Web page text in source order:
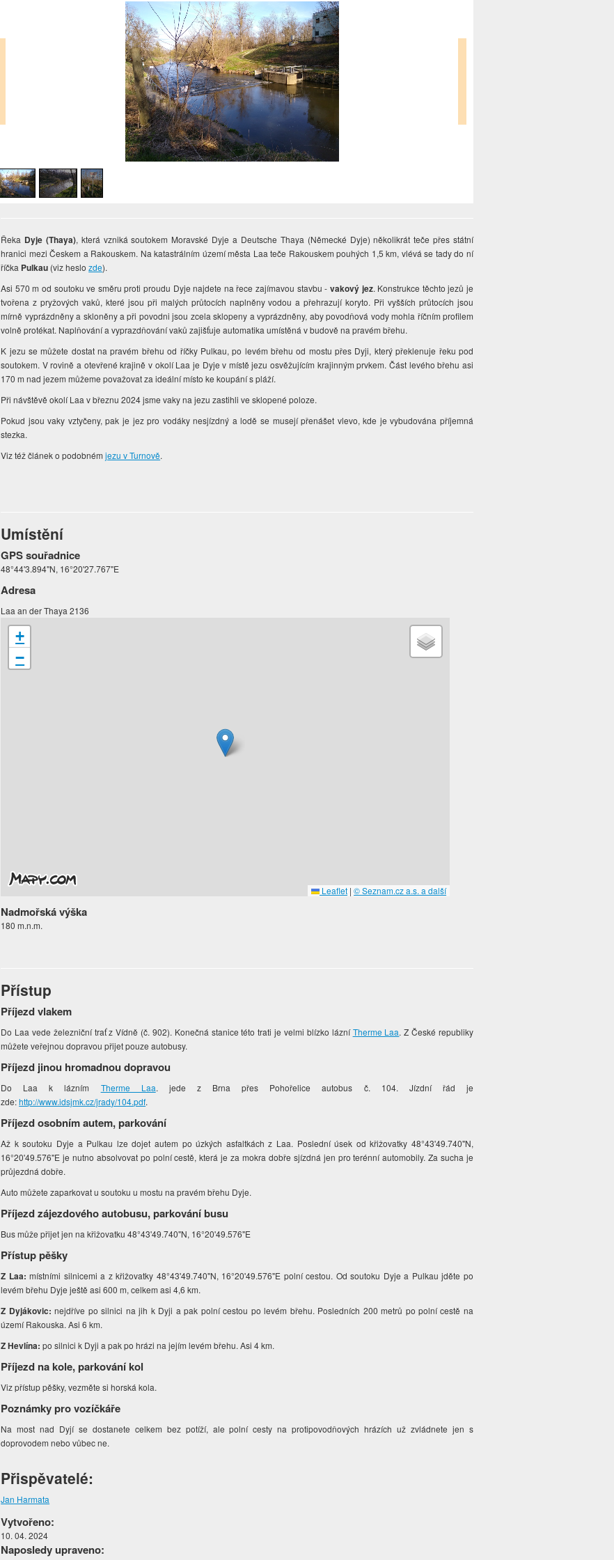
Řeka Dyje (Thaya), která vzniká soutokem Moravské Dyje a Deutsche Thaya (Německé Dyje) několikrát teče přes státní
hranici mezi Českem a Rakouskem. Na katastrálním území města Laa teče Rakouskem pouhých 1,5 km, vlévá se tady do ní
říčka Pulkau (viz heslozde).
Asi 570 m od soutoku ve směru proti proudu Dyje najdete na řece zajímavou stavbu - vakový jez. Konstrukce těchto jezů je
tvořena z pryžových vaků, které jsou při malých průtocích naplněny vodou a přehrazují koryto. Při vyšších průtocích jsou
mírně vyprázdněny a skloněny a při povodni jsou zcela sklopeny a vyprázdněny, aby povodňová vody mohla říčním profilem
volně protékat. Naplňování a vyprazdňování vaků zajišťuje automatika umístěná v budově na pravém břehu.
K jezu se můžete dostat na pravém břehu od říčky Pulkau, po levém břehu od mostu přes Dyji, který překlenuje řeku pod
soutokem. V rovině a otevřené krajině v okolí Laa je Dyje v místě jezu osvěžujícím krajinným prvkem. Část levého břehu asi
170 m nad jezem můžeme považovat za ideální místo ke koupání s pláží.
Při návštěvě okolí Laa v březnu 2024 jsme vaky na jezu zastihli ve sklopené poloze.
Pokud jsou vaky vztyčeny, pak je jez pro vodáky nesjízdný a lodě se musejí přenášet vlevo, kde je vybudována příjemná
stezka.
Viz též článek o podobnémjezu v Turnově.
Umístění
GPS souřadnice
48°44'3.894"N, 16°20'27.767"E
Adresa
Laa an der Thaya 2136
+
−
Leaflet | © Seznam.cz a.s. a další
Nadmořská výška
180 m.n.m.
Přístup
Příjezd vlakem
Do Laa vede železniční trať z Vídně (č. 902). Konečná stanice této trati je velmi blízko lázníTherme Laa. Z České republiky
můžete veřejnou dopravou přijet pouze autobusy.
Příjezd jinou hromadnou dopravou
Do Laa k lázním Therme Laa. jede z Brna přes Pohořelice autobus č. 104. Jízdní řád je
zde:http://www.idsjmk.cz/jrady/104.pdf.
Příjezd osobním autem, parkování
Až k soutoku Dyje a Pulkau lze dojet autem po úzkých asfaltkách z Laa. Poslední úsek od křižovatky 48°43'49.740"N,
16°20'49.576"E je nutno absolvovat po polní cestě, která je za mokra dobře sjízdná jen pro terénní automobily. Za sucha je
průjezdná dobře.
Auto můžete zaparkovat u soutoku u mostu na pravém břehu Dyje.
Příjezd zájezdového autobusu, parkování busu
Bus může přijet jen na křižovatku 48°43'49.740"N, 16°20'49.576"E
Přístup pěšky
Z Laa: místními silnicemi a z křižovatky 48°43'49.740"N, 16°20'49.576"E polní cestou. Od soutoku Dyje a Pulkau jděte po
levém břehu Dyje ještě asi 600 m, celkem asi 4,6 km.
Z Dyjákovic: nejdříve po silnici na jih k Dyji a pak polní cestou po levém břehu. Posledních 200 metrů po polní cestě na
území Rakouska. Asi 6 km.
Z Hevlína: po silnici k Dyji a pak po hrázi na jejím levém břehu. Asi 4 km.
Příjezd na kole, parkování kol
Viz přístup pěšky, vezměte si horská kola.
Poznámky pro vozíčkáře
Na most nad Dyjí se dostanete celkem bez potíží, ale polní cesty na protipovodňových hrázích už zvládnete jen s
doprovodem nebo vůbec ne.
Přispěvatelé:
Jan Harmata
Vytvořeno:
10. 04. 2024
Naposledy upraveno: